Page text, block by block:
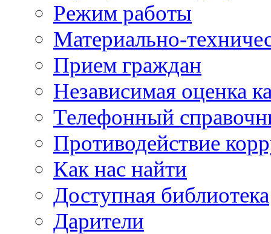
Режим работы
Материально-
Прием граждан
Независимая оценка
Телефонный
Противодействие
Как нас найти
Доступная библиотека
Дарители